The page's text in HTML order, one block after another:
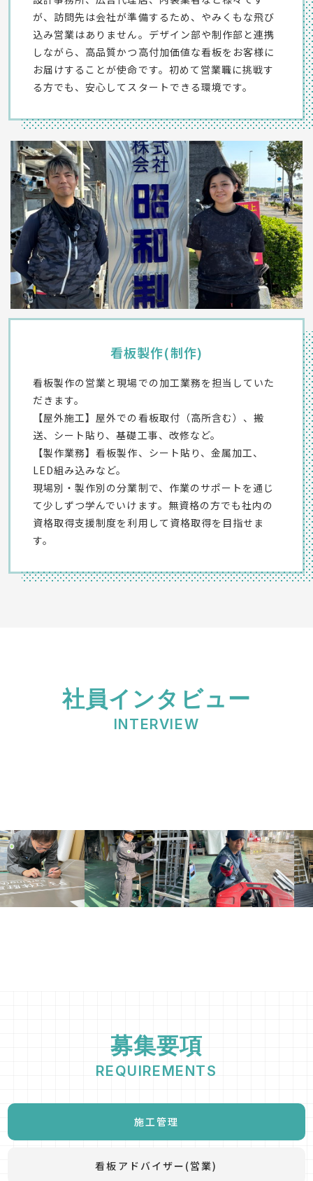
が、訪問先は会社が準備するため、やみくもな飛び
込み営業はありません。デザイン部や制作部と連携
しながら、高品質かつ高付加価値な看板をお客様に
お届けすることが使命です。初めて営業職に挑戦す
る方でも、安心してスタートできる環境です。
看板製作(制作)
看板製作の営業と現場での加工業務を担当していた
だきます。
【屋外施工】屋外での看板取付（高所含む）、搬
送、シート貼り、基礎工事、改修など。
【製作業務】看板製作、シート貼り、金属加工、
LED組み込みなど。
現場別・製作別の分業制で、作業のサポートを通じ
て少しずつ学んでいけます。無資格の方でも社内の
資格取得支援制度を利用して資格取得を目指せま
す。
INTERVIEW
社員インタビュー
REQUIREMENTS
募集要項
施工管理
看板アドバイザー(営業)